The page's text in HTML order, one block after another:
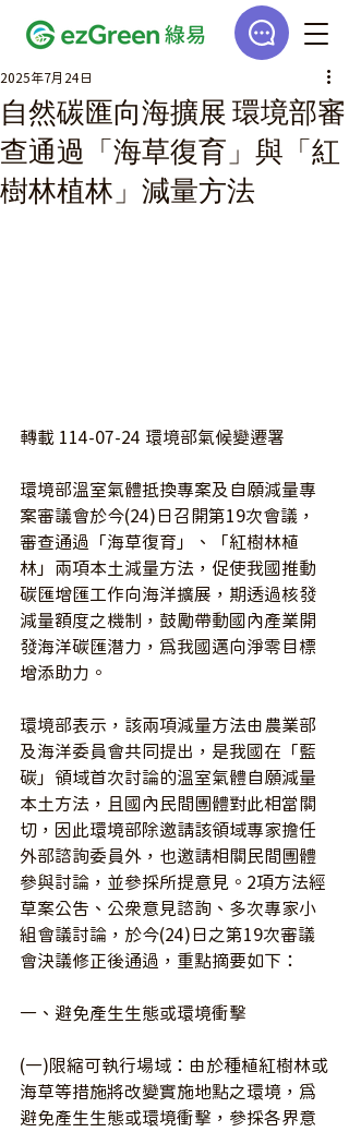
自然碳匯向海擴展 環境部審
查通過「海草復育」與「紅
樹林植林」減量方法
2025年7月24日
轉載 114-07-24 環境部氣候變遷署
環境部溫室氣體抵換專案及自願減量專
案審議會於今(24)日召開第19次會議，
審查通過「海草復育」、「紅樹林植
林」兩項本土減量方法，促使我國推動
碳匯增匯工作向海洋擴展，期透過核發
減量額度之機制，鼓勵帶動國內產業開
發海洋碳匯潛力，為我國邁向淨零目標
增添助力。
環境部表示，該兩項減量方法由農業部
及海洋委員會共同提出，是我國在「藍
碳」領域首次討論的溫室氣體自願減量
本土方法，且國內民間團體對此相當關
切，因此環境部除邀請該領域專家擔任
外部諮詢委員外，也邀請相關民間團體
參與討論，並參採所提意見。2項方法經
草案公告、公眾意見諮詢、多次專家小
組會議討論，於今(24)日之第19次審議
會決議修正後通過，重點摘要如下：
一、避免產生生態或環境衝擊
(一)限縮可執行場域：由於種植紅樹林或
海草等措施將改變實施地點之環境，為
避免產生生態或環境衝擊，參採各界意